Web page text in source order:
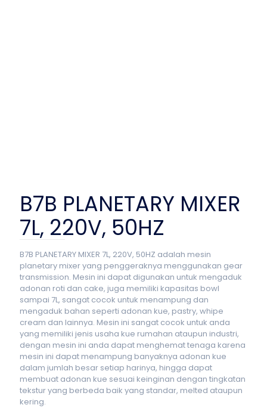
B7B PLANETARY MIXER
7L, 220V, 50HZ
B7B PLANETARY MIXER 7L, 220V, 50HZ adalah mesin
planetary mixer yang penggeraknya menggunakan gear
transmission. Mesin ini dapat digunakan untuk mengaduk
adonan roti dan cake, juga memiliki kapasitas bowl
sampai 7L, sangat cocok untuk menampung dan
mengaduk bahan seperti adonan kue, pastry, whipe
cream dan lainnya. Mesin ini sangat cocok untuk anda
yang memiliki jenis usaha kue rumahan ataupun industri,
dengan mesin ini anda dapat menghemat tenaga karena
mesin ini dapat menampung banyaknya adonan kue
dalam jumlah besar setiap harinya, hingga dapat
membuat adonan kue sesuai keinginan dengan tingkatan
tekstur yang berbeda baik yang standar, melted ataupun
kering.